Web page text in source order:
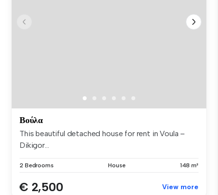
Βούλα
This beautiful detached house for rent in Voula –
Dikigor...
2 Bedrooms House 148 m²
€ 2,500 View more